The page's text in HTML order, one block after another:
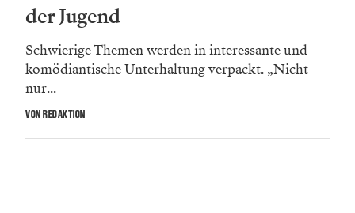
der Jugend
Schwierige Themen werden in interessante und
komödiantische Unterhaltung verpackt. „Nicht
nur...
VON REDAKTION